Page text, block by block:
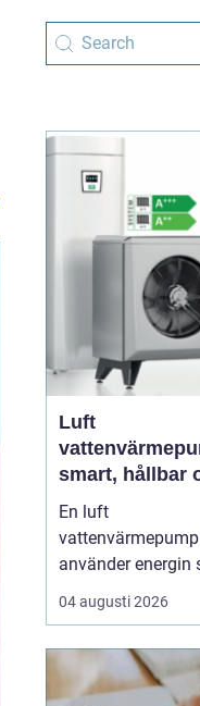
Luft
smart, hållbar
enkel
av huset
En luft
vattenvärmepump
använder energin
redan finns i
utomhusluften för
varmvatten. Den
varken borrhål
04 augusti 2026